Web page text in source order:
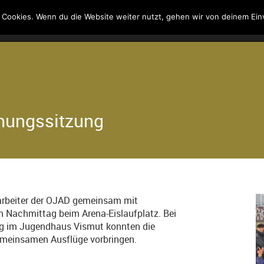
Kontakt Suche
der OJAD gemeinsam mit
beim Arena-Eislaufplatz. Bei
im Jugendhaus Vismut konnten die
Ausflüge vorbringen.
Wenn du die Website weiter nutzt, gehen wir von deinem